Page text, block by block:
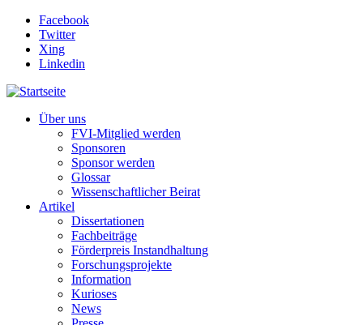
Direkt zum Inhalt
Facebook
Twitter
Xing
Linkedin
Über uns
FVI-Mitglied werden
Sponsoren
Sponsor werden
Glossar
Wissenschaftlicher Beirat
Artikel
Dissertationen
Fachbeiträge
Förderpreis Instandhaltung
Forschungsprojekte
Information
Kurioses
News